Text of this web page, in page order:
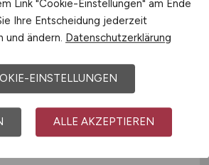
in(m/w/d)für die
Link "Cookie-Einstellungen" am Ende
Ihre Entscheidung jederzeit
und ändern. Datenschutzerklärung
EINSTELLUNGEN
ALLE AKZEPTIEREN